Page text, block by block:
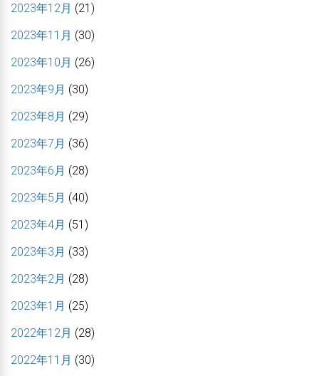
2023年12月 (21)
2023年11月 (30)
2023年10月 (26)
2023年9月 (30)
2023年8月 (29)
2023年7月 (36)
2023年6月 (28)
2023年5月 (40)
2023年4月 (51)
2023年3月 (33)
2023年2月 (28)
2023年1月 (25)
2022年12月 (28)
2022年11月 (30)